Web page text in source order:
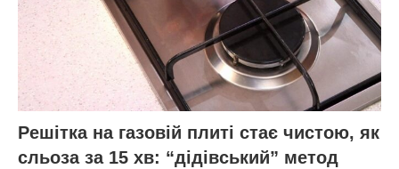
Решітка на газовій плиті стає чистою, як
сльоза за 15 хв: “дідівський” метод